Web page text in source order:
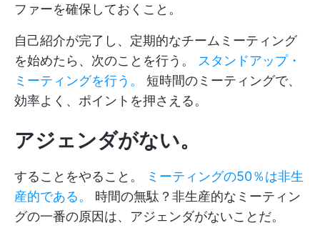
ファーを確保しておくこと。
自己紹介が完了し、定期的なチームミーティング
を始めたら、次のことを行う。
スタンドアップ・
ミーティングを行う。
短時間のミーティングで、
効率よく、ポイントを押さえる。
アジェンダがない。
することをやること。
ミーティングの50％は非生
産的である。
時間の無駄？非生産的なミーティン
グの一番の原因は、アジェンダがないことだ。